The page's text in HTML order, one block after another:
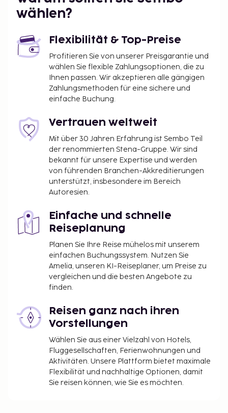
Du wirst gebeten, die folgenden Gebühren direkt in
der Unterkunft zu zahlen. Gebühren beinhalten
Die Gemeindeverwaltung erhebt eine vor Ort zu
entrichtende Übernachtungssteuer bzw.
Tourismusabgabe. Ab der 8. Übernachtung
reduziert sich die Abgabe um 50% und Kinder
bis zu 16 Jahren sind von der Steuer befreit.
dieser Abgabe sind möglich. Weitere
Informationen erhältst du von der Unterkunft.
Die Kontaktdaten findest du auf deiner
Buchungsbestätigung.
Die Stadt erhebt vom 1. November bis 30. April
eine Tourismusabgabe in Höhe von 0.55 EUR
pro Person, pro Nacht, für bis zu 9
hinaus. Kinder unter 16 Jahren sind von dieser
Abgabe befreit.
Die Stadt erhebt vom 1. Mai bis 31. Oktober eine
Tourismusabgabe in Höhe von 2.20 EUR pro
Person, pro Nacht, für bis zu 9 Übernachtungen,
sowie 1.10 EUR darüber hinaus. Kinder unter 16
Diese Liste enthält alle Gebühren, die uns von der
Unterkunft mitgeteilt wurden.
Aufgrund nationaler Bestimmungen sind
Bargeldtransaktionen in dieser Unterkunft nur
bis zu einer Höhe von 1000 EUR erlaubt. Weitere
Informationen erhältst du auf Nachfrage direkt
wählen?
Flexibilität & Top-Preise
Profitieren Sie von unserer Preisgarantie und
wählen Sie flexible Zahlungsoptionen, die zu
Ihnen passen. Wir akzeptieren alle gängigen
Zahlungsmethoden für eine sichere und
einfache Buchung.
Vertrauen weltweit
Mit über 30 Jahren Erfahrung ist Sembo Teil
der renommierten Stena-Gruppe. Wir sind
bekannt für unsere Expertise und werden
von führenden Branchen-Akkreditierungen
unterstützt, insbesondere im Bereich
Autoresien.
Einfache und schnelle
Reiseplanung
Planen Sie Ihre Reise mühelos mit unserem
einfachen Buchungssystem. Nutzen Sie
Amelia, unseren KI-Reiseplaner, um Preise zu
vergleichen und die besten Angebote zu
finden.
Reisen ganz nach ihren
Vorstellungen
Wählen Sie aus einer Vielzahl von Hotels,
Fluggesellschaften, Ferienwohnungen und
Aktivitäten. Unsere Plattform bietet maximale
Flexibilität und nachhaltige Optionen, damit
Sie reisen können, wie Sie es möchten.